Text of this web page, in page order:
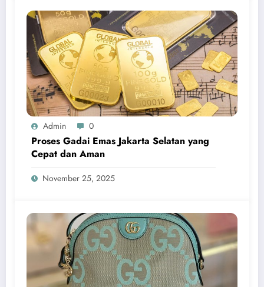
Admin 0
Proses Gadai Emas Jakarta Selatan yang
Cepat dan Aman
November 25, 2025